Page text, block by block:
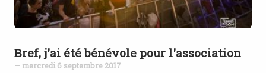
Bref, j'ai été bénévole pour l'association
— mercredi 6 septembre 2017